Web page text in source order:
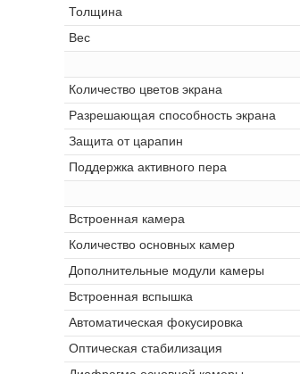
Толщина
Вес
Количество цветов экрана
Разрешающая способность экрана
Защита от царапин
Поддержка активного пера
Встроенная камера
Количество основных камер
Дополнительные модули камеры
Встроенная вспышка
Автоматическая фокусировка
Оптическая стабилизация